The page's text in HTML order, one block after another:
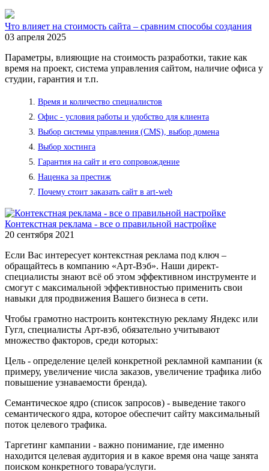
Что влияет на стоимость сайта – сравним способы создания
03 апреля 2025
Параметры, влияющие на стоимость разработки, такие как
время на проект, система управления сайтом, наличие офиса у
студии, гарантия и т.п.
Время и количество специалистов
Офис - условия работы и удобство для клиента
Выбор системы управления (CMS), выбор домена
Выбор хостинга
Гарантия на сайт и его сопровождение
Наценка за престиж
Почему стоит заказать сайт в art-web
Контекстная реклама - все о правильной настройке
20 сентября 2021
Если Вас интересует контекстная реклама под ключ –
обращайтесь в компанию «Арт-Вэб». Наши директ-
специалисты знают всё об этом эффективном инструменте и
смогут с максимальной эффективностью применить свои
навыки для продвижения Вашего бизнеса в сети.
Чтобы грамотно настроить контекстную рекламу Яндекс или
Гугл, специалисты Арт-вэб, обязательно учитывают
множество факторов, среди которых:
Цель - определение целей конкретной рекламной кампании (к
примеру, увеличение числа заказов, увеличение трафика либо
повышение узнаваемости бренда).
Семантическое ядро (список запросов) - выведение такого
семантического ядра, которое обеспечит сайту максимальный
поток целевого трафика.
Таргетинг кампании - важно понимание, где именно
находится целевая аудитория и в какое время она чаще занята
поиском конкретного товара/услуги.